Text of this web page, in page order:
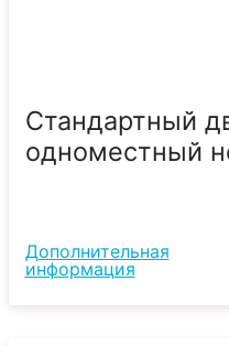
Стандартный
одноместный
Дополнительная
информация